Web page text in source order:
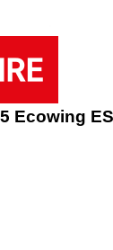
Ecowing